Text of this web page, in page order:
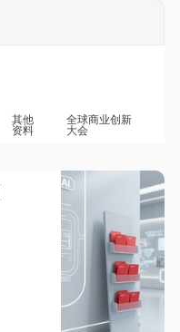
其他
资料
全球商业创新
大会